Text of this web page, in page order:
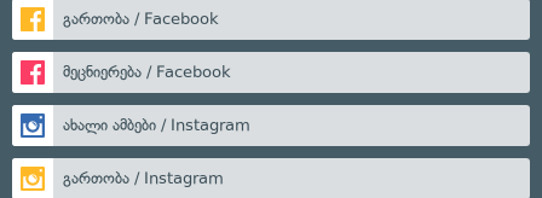
გართობა / Facebook
მეცნიერება / Facebook
ახალი ამბები / Instagram
გართობა / Instagram